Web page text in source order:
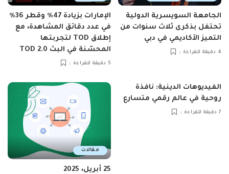
الجامعة السويسرية الدولية
تحتفل بذكرى ثلاث سنوات من
التميز الأكاديمي في دبي
4 دقيقة للقراءة
الإمارات بزيادة 47٪ وقطر 36٪
في عدد دقائق المشاهدة، مع
إطلاق TOD لتجربتها
المحسّنة في البث TOD 2.0
5 دقيقة للقراءة
الفيديوهات الدينية: نافذة
روحية في عالم رقمي متسارع
7 دقيقة للقراءة
مقالات
25 أبريل، 2025